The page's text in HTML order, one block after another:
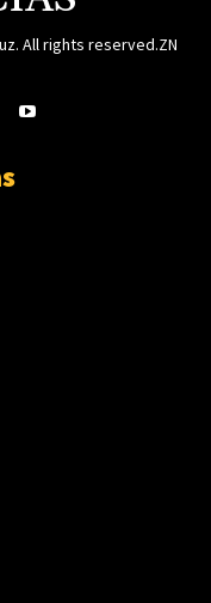
All rights reserved.ZN